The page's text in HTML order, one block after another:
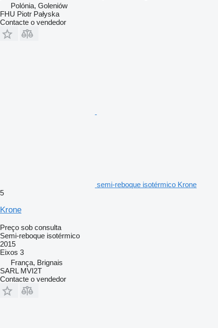
Polónia, Goleniów
FHU Piotr Pałyska
Contacte o vendedor
semi-reboque isotérmico Krone
5
Krone
Preço sob consulta
Semi-reboque isotérmico
2015
Eixos 3
França, Brignais
SARL MVI2T
Contacte o vendedor